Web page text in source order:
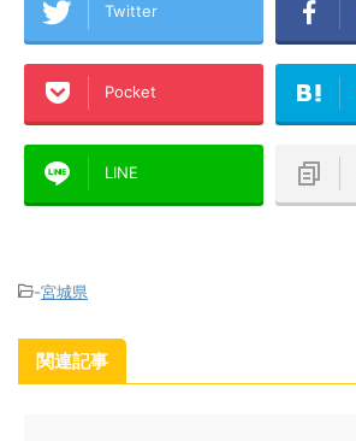
Twitter
Pocket
LINE
-宮城県
関連記事